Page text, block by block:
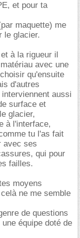
et pour ta
maquette) me
le glacier.
à la rigueur il
avec une
qu'ensuite
d'autres
aussi
surface et
glacier,
à l'interface,
tu l'as fait
avec ses
qui pour
failles.
moyens
ne me semble
de questions
équipe doté de